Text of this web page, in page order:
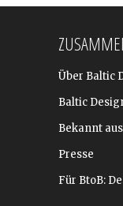
Über Baltic
Baltic
Bekannt aus
Presse
Für BtoB: